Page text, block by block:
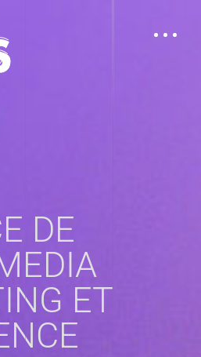
DE
ET